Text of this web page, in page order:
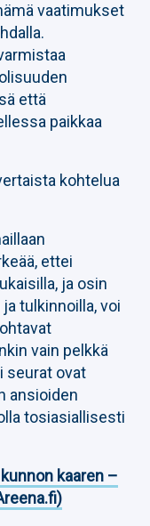
vaatimukset
että
paikkaa
kohtelua
ettei
ja osin
tulkinnoilla, voi
vain pelkkä
seurat ovat
ansioiden
tosiasiallisesti
kaaren –